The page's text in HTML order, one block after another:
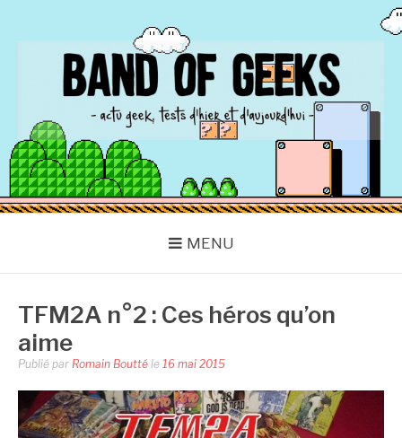
BAND OF GEEKS
Actu Geek d'hier et d'aujourd'hui
MENU
TFM2A n°2 : Ces héros qu’on
aime
Publié par Romain Boutté le 16 mai 2015